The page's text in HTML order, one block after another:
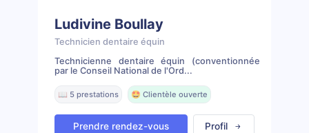
Ludivine Boullay
Technicien dentaire équin
Technicienne dentaire équin (conventionnée
par le Conseil National de l'Ord...
📖 5 prestations 🤩 Clientèle ouverte
Prendre rendez-vous Profil